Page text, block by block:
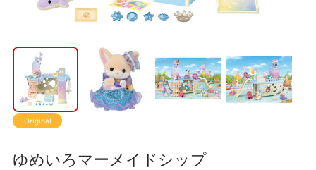
Original
ゆめいろマーメイドシップ